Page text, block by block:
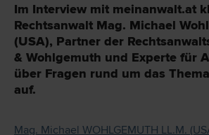
Im Interview mit meinanwalt.at
Rechtsanwalt Mag. Michael
(USA), Partner der
& Wohlgemuth und Experte für
über Fragen rund um das
auf.
Mag. Michael WOHLGEMUTH LL.M.